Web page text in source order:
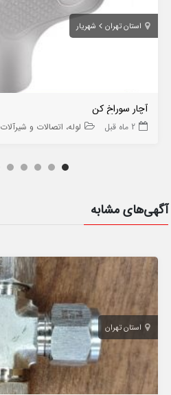
استان تهران شهریار
آچار سوراخ کن
2 ماه قبل لوله، اتصالات و شیرآلات
آگهی‌های مشابه
استان تهران